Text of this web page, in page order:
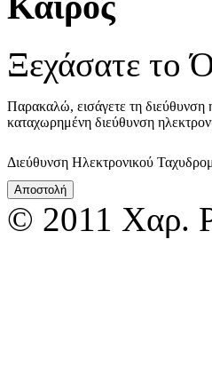
Ξεχάσατε το
Παρακαλώ, εισάγετε τη διεύθυνση
καταχωρημένη διεύθυνση
Διεύθυνση Ηλεκτρονικού
Αποστολή
© 2011 Χαρ.